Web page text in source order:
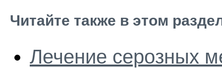
Читайте также в этом
Лечение серозных